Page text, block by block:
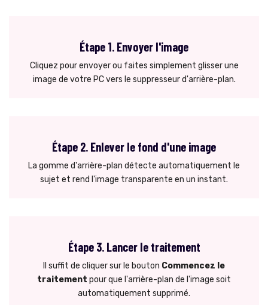
Étape 1. Envoyer l'image
Cliquez pour envoyer ou faites simplement glisser une
image de votre PC vers le suppresseur d'arrière-plan.
Étape 2. Enlever le fond d'une image
La gomme d'arrière-plan détecte automatiquement le
sujet et rend l'image transparente en un instant.
Étape 3. Lancer le traitement
Il suffit de cliquer sur le bouton Commencez le
traitement pour que l'arrière-plan de l'image soit
automatiquement supprimé.